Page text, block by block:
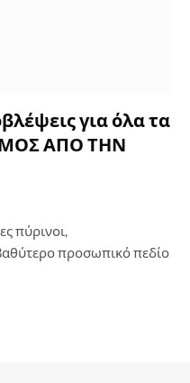
για όλα τα
ΑΠΟ ΤΗΝ
πύρινοι,
προσωπικό πεδίο